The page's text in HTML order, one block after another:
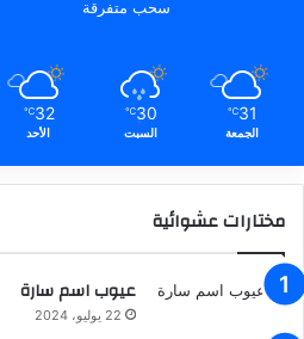
سحب متفرقة
31
℃
الجمعة
30
℃
السبت
32
℃
الأحد
مختارات عشوائية
عيوب اسم سارة
22 يوليو، 2024